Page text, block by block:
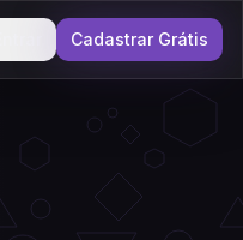
Cadastrar Grátis